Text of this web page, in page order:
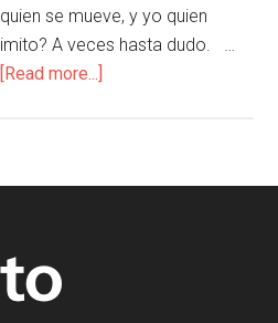
quien se mueve, y yo quien
imito? A veces hasta dudo. …
[Read more...]